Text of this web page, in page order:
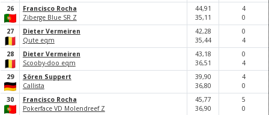
26
Francisco Rocha
Ziberge Blue SR Z
44,91
35,11
4
0
27
Dieter Vermeiren
Qute eqm
42,28
35,44
0
4
28
Dieter Vermeiren
Scooby-doo eqm
43,18
36,51
0
4
29
Sören Suppert
Callista
39,90
36,80
4
0
30
Francisco Rocha
Pokerface VD Molendreef Z
45,77
36,90
5
0